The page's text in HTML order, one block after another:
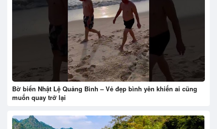
Bờ biển Nhật Lệ Quảng Bình – Vẻ đẹp bình yên khiến ai cũng
muốn quay trở lại